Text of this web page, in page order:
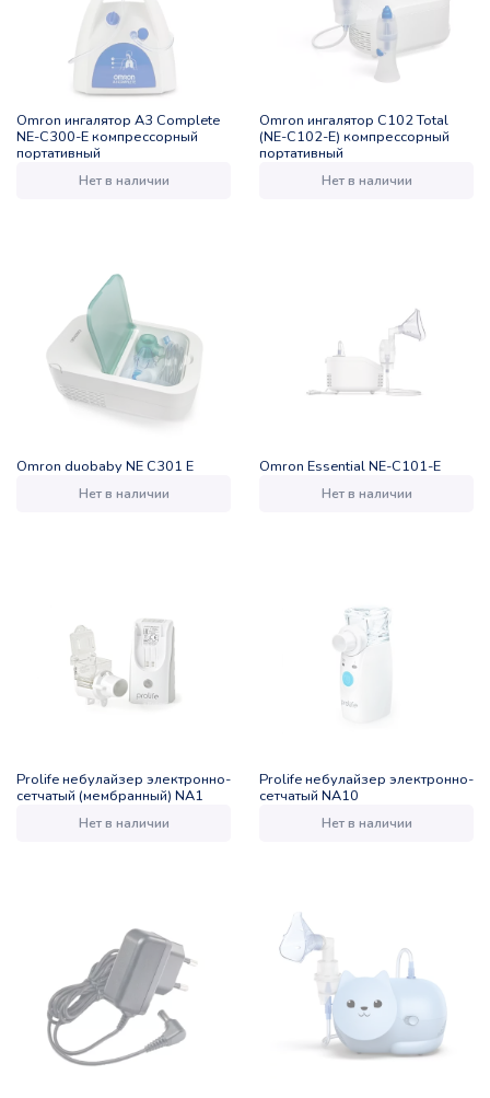
Omron ингалятор A3 Complete
NE-C300-E компрессорный
портативный
Нет в наличии
Omron ингалятор C102 Total
(NE-C102-E) компрессорный
портативный
Нет в наличии
Omron duobaby NE C301 E
Нет в наличии
Omron Essential NE-C101-E
Нет в наличии
Prolife небулайзер электронно-
сетчатый (мембранный) NA1
Нет в наличии
Prolife небулайзер электронно-
сетчатый NA10
Нет в наличии